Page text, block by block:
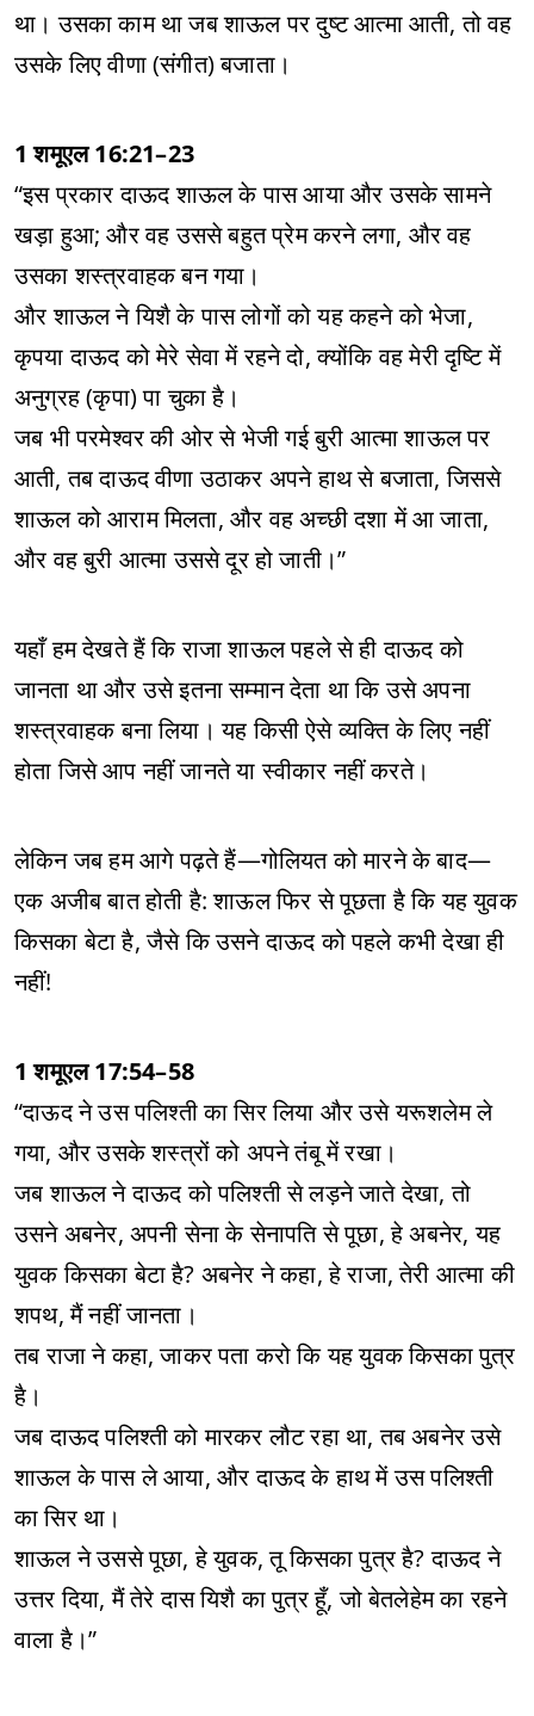
था। उसका काम था जब शाऊल पर दुष्ट आत्मा आती, तो वह
उसके लिए वीणा (संगीत) बजाता।
1 शमूएल 16:21–23
“इस प्रकार दाऊद शाऊल के पास आया और उसके सामने
खड़ा हुआ; और वह उससे बहुत प्रेम करने लगा, और वह
उसका शस्त्रवाहक बन गया।
और शाऊल ने यिशै के पास लोगों को यह कहने को भेजा,
कृपया दाऊद को मेरे सेवा में रहने दो, क्योंकि वह मेरी दृष्टि में
अनुग्रह (कृपा) पा चुका है।
जब भी परमेश्वर की ओर से भेजी गई बुरी आत्मा शाऊल पर
आती, तब दाऊद वीणा उठाकर अपने हाथ से बजाता, जिससे
शाऊल को आराम मिलता, और वह अच्छी दशा में आ जाता,
और वह बुरी आत्मा उससे दूर हो जाती।”
यहाँ हम देखते हैं कि राजा शाऊल पहले से ही दाऊद को
जानता था और उसे इतना सम्मान देता था कि उसे अपना
शस्त्रवाहक बना लिया। यह किसी ऐसे व्यक्ति के लिए नहीं
होता जिसे आप नहीं जानते या स्वीकार नहीं करते।
लेकिन जब हम आगे पढ़ते हैं—गोलियत को मारने के बाद—
एक अजीब बात होती है: शाऊल फिर से पूछता है कि यह युवक
किसका बेटा है, जैसे कि उसने दाऊद को पहले कभी देखा ही
नहीं!
1 शमूएल 17:54–58
“दाऊद ने उस पलिश्ती का सिर लिया और उसे यरूशलेम ले
गया, और उसके शस्त्रों को अपने तंबू में रखा।
जब शाऊल ने दाऊद को पलिश्ती से लड़ने जाते देखा, तो
उसने अबनेर, अपनी सेना के सेनापति से पूछा, हे अबनेर, यह
युवक किसका बेटा है? अबनेर ने कहा, हे राजा, तेरी आत्मा की
शपथ, मैं नहीं जानता।
तब राजा ने कहा, जाकर पता करो कि यह युवक किसका पुत्र
है।
जब दाऊद पलिश्ती को मारकर लौट रहा था, तब अबनेर उसे
शाऊल के पास ले आया, और दाऊद के हाथ में उस पलिश्ती
का सिर था।
शाऊल ने उससे पूछा, हे युवक, तू किसका पुत्र है? दाऊद ने
उत्तर दिया, मैं तेरे दास यिशै का पुत्र हूँ, जो बेतलेहेम का रहने
वाला है।”